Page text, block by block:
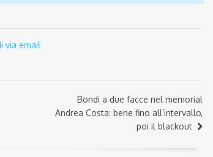
via email
Bondi a due facce nel memorial
Andrea Costa: bene fino all’intervallo,
poi il blackout